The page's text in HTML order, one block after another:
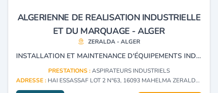
ALGERIENNE DE REALISATION INDUSTRIELLE
ET DU MARQUAGE - ALGER
ZERALDA - ALGER
INSTALLATION ET MAINTENANCE D'ÉQUIPEMENTS INDUSTRIELS, ASPIRATEUR, MARQUAGE, IMPRIMANTES, ASPIRATION, DÉPOUSSIÉRAGE, CONVOYEUR, TRANSPORTEUR PNEUMATIQUE, MACHINES INDUSTRIELLES, TRAITEMENT DE L'AIR, VACUUM, DATEURS, CONSOMMABLES IMPRIMANTES, ENCRE CARTOUCHE ET ÉTIQUETAGE.
PRESTATIONS :ASPIRATEURS INDUSTRIELS
ADRESSE : HAI ESSASSAF LOT 2 N°63, 16093 MAHELMA ZERALDA - ALGER